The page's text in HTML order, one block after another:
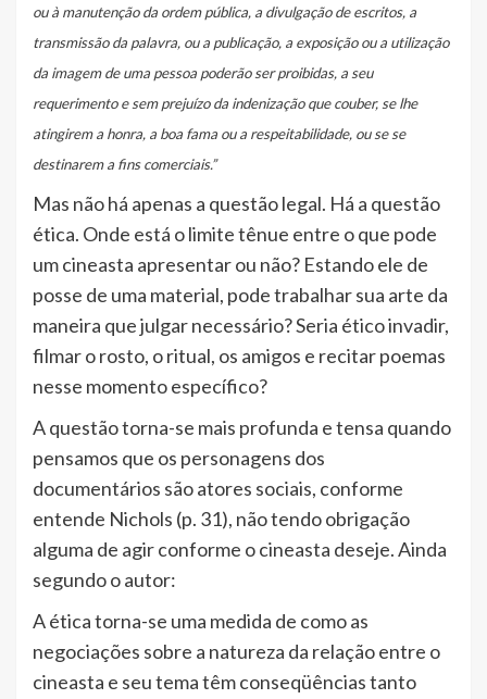
ou à manutenção da ordem pública, a divulgação de escritos, a
transmissão da palavra, ou a publicação, a exposição ou a utilização
da imagem de uma pessoa poderão ser proibidas, a seu
requerimento e sem prejuízo da indenização que couber, se lhe
atingirem a honra, a boa fama ou a respeitabilidade, ou se se
destinarem a fins comerciais.”
Mas não há apenas a questão legal. Há a questão
ética. Onde está o limite tênue entre o que pode
um cineasta apresentar ou não? Estando ele de
posse de uma material, pode trabalhar sua arte da
maneira que julgar necessário? Seria ético invadir,
filmar o rosto, o ritual, os amigos e recitar poemas
nesse momento específico?
A questão torna-se mais profunda e tensa quando
pensamos que os personagens dos
documentários são atores sociais, conforme
entende Nichols (p. 31), não tendo obrigação
alguma de agir conforme o cineasta deseje. Ainda
segundo o autor:
A ética torna-se uma medida de como as
negociações sobre a natureza da relação entre o
cineasta e seu tema têm conseqüências tanto